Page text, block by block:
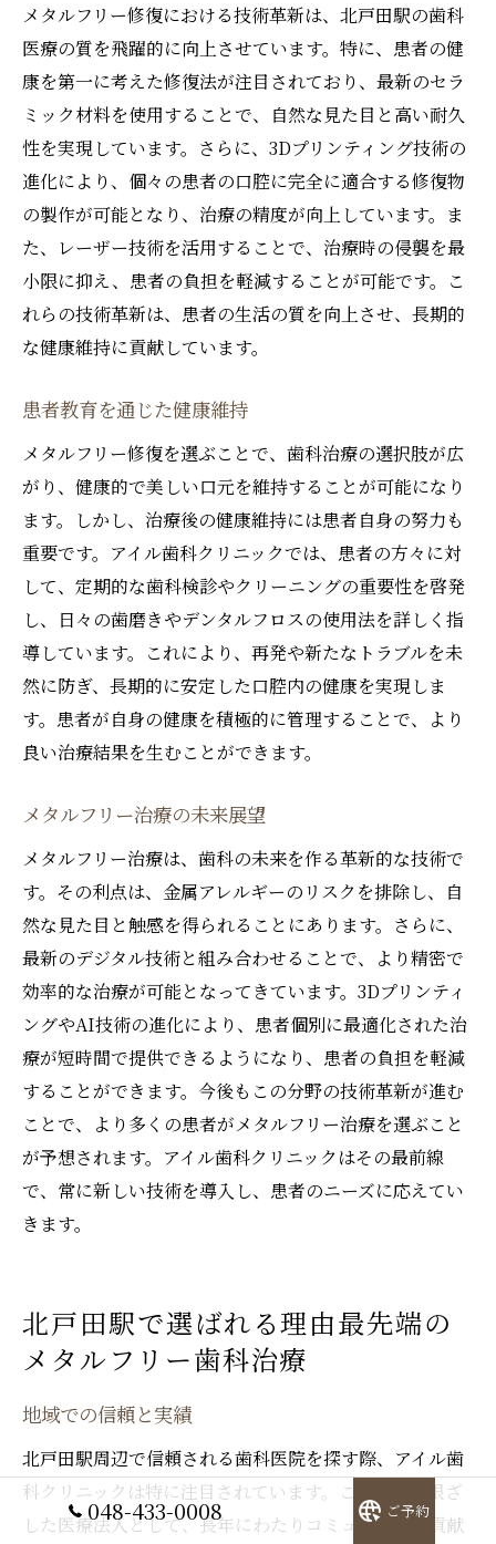
メタルフリー修復における技術革新は、北戸田駅の歯科
医療の質を飛躍的に向上させています。特に、患者の健
康を第一に考えた修復法が注目されており、最新のセラ
ミック材料を使用することで、自然な見た目と高い耐久
性を実現しています。さらに、3Dプリンティング技術の
進化により、個々の患者の口腔に完全に適合する修復物
の製作が可能となり、治療の精度が向上しています。ま
た、レーザー技術を活用することで、治療時の侵襲を最
小限に抑え、患者の負担を軽減することが可能です。こ
れらの技術革新は、患者の生活の質を向上させ、長期的
な健康維持に貢献しています。
患者教育を通じた健康維持
メタルフリー修復を選ぶことで、歯科治療の選択肢が広
がり、健康的で美しい口元を維持することが可能になり
ます。しかし、治療後の健康維持には患者自身の努力も
重要です。アイル歯科クリニックでは、患者の方々に対
して、定期的な歯科検診やクリーニングの重要性を啓発
し、日々の歯磨きやデンタルフロスの使用法を詳しく指
導しています。これにより、再発や新たなトラブルを未
然に防ぎ、長期的に安定した口腔内の健康を実現しま
す。患者が自身の健康を積極的に管理することで、より
良い治療結果を生むことができます。
メタルフリー治療の未来展望
メタルフリー治療は、歯科の未来を作る革新的な技術で
す。その利点は、金属アレルギーのリスクを排除し、自
然な見た目と触感を得られることにあります。さらに、
最新のデジタル技術と組み合わせることで、より精密で
効率的な治療が可能となってきています。3Dプリンティ
ングやAI技術の進化により、患者個別に最適化された治
療が短時間で提供できるようになり、患者の負担を軽減
することができます。今後もこの分野の技術革新が進む
ことで、より多くの患者がメタルフリー治療を選ぶこと
が予想されます。アイル歯科クリニックはその最前線
で、常に新しい技術を導入し、患者のニーズに応えてい
きます。
北戸田駅で選ばれる理由最先端の
メタルフリー歯科治療
地域での信頼と実績
北戸田駅周辺で信頼される歯科医院を探す際、アイル歯
科クリニックは特に注目されています。この地域に根ざ
した医療法人として、長年にわたりコミュニティに貢献
048-433-0008 ご予約